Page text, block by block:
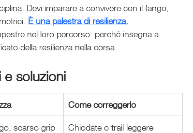
Devi imparare a convivere con il fango,
È una palestra di resilienza.
nel loro percorso: perché insegna a
della resilienza nella corsa.
soluzioni
Come correggerlo
scarso grip Chiodate o trail leggere